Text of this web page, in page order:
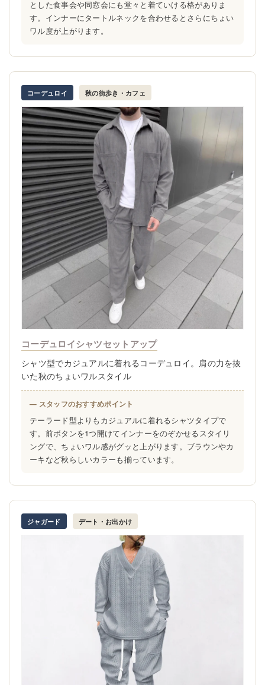
とした食事会や同窓会にも堂々と着ていける格がありま
す。インナーにタートルネックを合わせるとさらにちょい
ワル度が上がります。
コーデュロイ 秋の街歩き・カフェ
コーデュロイシャツセットアップ
シャツ型でカジュアルに着れるコーデュロイ。肩の力を抜
いた秋のちょいワルスタイル
— スタッフのおすすめポイント
テーラード型よりもカジュアルに着れるシャツタイプで
す。前ボタンを1つ開けてインナーをのぞかせるスタイリ
ングで、ちょいワル感がグッと上がります。ブラウンやカ
ーキなど秋らしいカラーも揃っています。
ジャガード デート・お出かけ